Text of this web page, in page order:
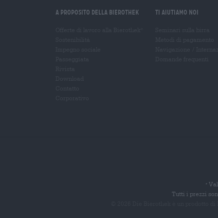
A proposito della Bierothek Ti aiutiamo noi
*
Tutti i prezzi